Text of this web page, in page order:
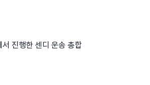
서 진행한 센디 운송 총합